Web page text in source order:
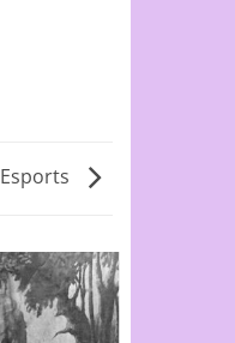
Esports